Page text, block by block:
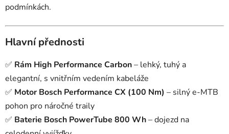
podmínkách.
Hlavní přednosti
✅ Rám High Performance Carbon– lehký, tuhý a
elegantní, s vnitřním vedením kabeláže
✅ Motor Bosch Performance CX (100 Nm) – silný e-MTB
pohon pro náročné traily
✅ Baterie Bosch PowerTube 800 Wh– dojezd na